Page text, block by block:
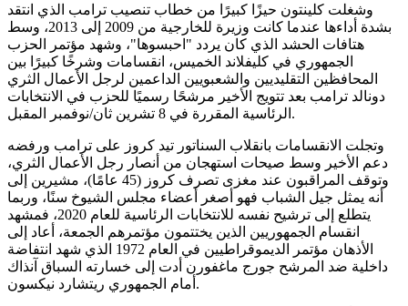
وشغلت كلينتون حيزًا كبيرًا من خطاب تنصيب ترامب الذي انتقد
بشدة أداءها عندما كانت وزيرة للخارجية من 2009 إلى 2013، وسط
هتافات الحشد الذي كان يردد "احبسوها"، وشهد مؤتمر الحزب
الجمهوري في كليفلاند الخميس، انقسامات وشرخًا كبيرًا بين
المحافظين التقليديين والشعبويين الداعمين لرجل الأعمال الثري
دونالد ترامب بعد تتويج الأخير مرشحًا رسميًا للحزب في الانتخابات
الرئاسية المقررة في 8 تشرين ثان/نوفمبر المقبل.
وتجلت الانقسامات بانقلاب السناتور تيد كروز على ترامب ورفضه
دعم الأخير وسط صيحات استهجان من أنصار رجل الأعمال الثري،
وتوقف المراقبون عند مغزى تصرف كروز (45 عامًا)، مشيرين إلى
أنه يمثل جيل الشباب فهو أصغر أعضاء مجلس الشيوخ سنًا، وربما
يتطلع إلى ترشيح نفسه للانتخابات الرئاسية للعام 2020، فمشهد
انقسام الجمهوريين الذين يختتمون مؤتمرهم الجمعة، أعاد إلى
الأذهان مؤتمر الديموقراطيين في العام 1972 الذي شهد انتفاضة
داخلية ضد المرشح جورج ماغفورن أدت إلى خسارته السباق آنذاك
أمام الجمهوري ريتشارد نيكسون.